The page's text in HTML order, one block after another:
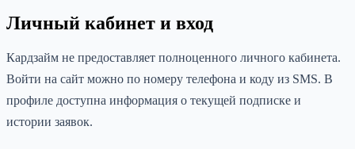
Личный кабинет и вход
Кардзайм не предоставляет полноценного личного кабинета.
Войти на сайт можно по номеру телефона и коду из SMS. В
профиле доступна информация о текущей подписке и
истории заявок.